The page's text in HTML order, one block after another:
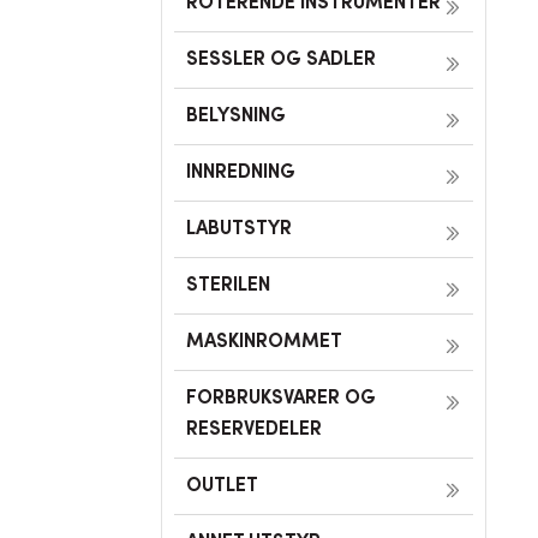
SESSLER OG SADLER
BELYSNING
INNREDNING
LABUTSTYR
STERILEN
MASKINROMMET
FORBRUKSVARER OG
RESERVEDELER
OUTLET